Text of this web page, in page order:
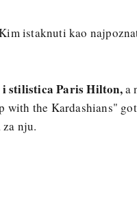
istaknuti kao
stilistica Paris Hilton,a
with the Kardashians"
nju.